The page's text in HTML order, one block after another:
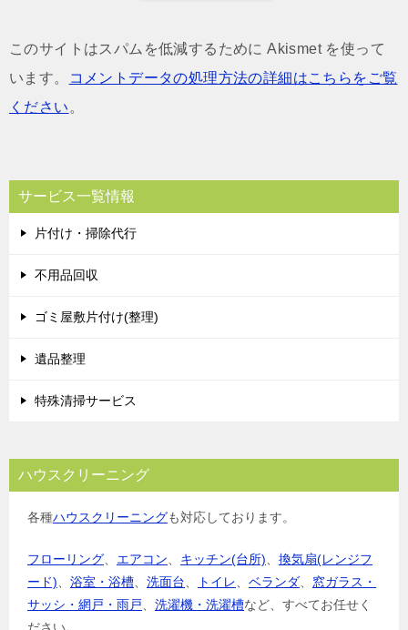
このサイトはスパムを低減するために Akismet を使って
います。
コメントデータの処理方法の詳細はこちらをご覧
ください 。
サービス一覧情報
片付け・掃除代行
不用品回収
ゴミ屋敷片付け(整理)
遺品整理
特殊清掃サービス
ハウスクリーニング
各種ハウスクリーニングも対応しております。
フローリング エアコン キッチン(台所)
換気扇(レンジフ
ード)
浴室・浴槽 洗面台 トイレ ベランダ
窓ガラス・
サッシ・網戸・雨戸
洗濯機・洗濯槽など、すべてお任せく
ださい。